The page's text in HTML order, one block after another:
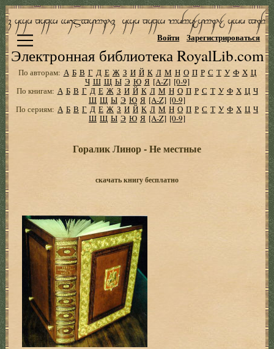
Электронная библиотека RoyalLib.com
Войти Зарегистрироваться
По авторам: А Б В Г Д Е Ж З И Й К Л М Н О П Р С Т У Ф Х Ц
Ч Ш Щ Ы Э Ю Я [A-Z] [0-9]
По книгам: А Б В Г Д Е Ж З И Й К Л М Н О П Р С Т У Ф Х Ц Ч
Ш Щ Ы Э Ю Я [A-Z] [0-9]
По сериям: А Б В Г Д Е Ж З И Й К Л М Н О П Р С Т У Ф Х Ц Ч
Ш Щ Ы Э Ю Я [A-Z] [0-9]
Горалик Линор - Не местные
скачать книгу бесплатно